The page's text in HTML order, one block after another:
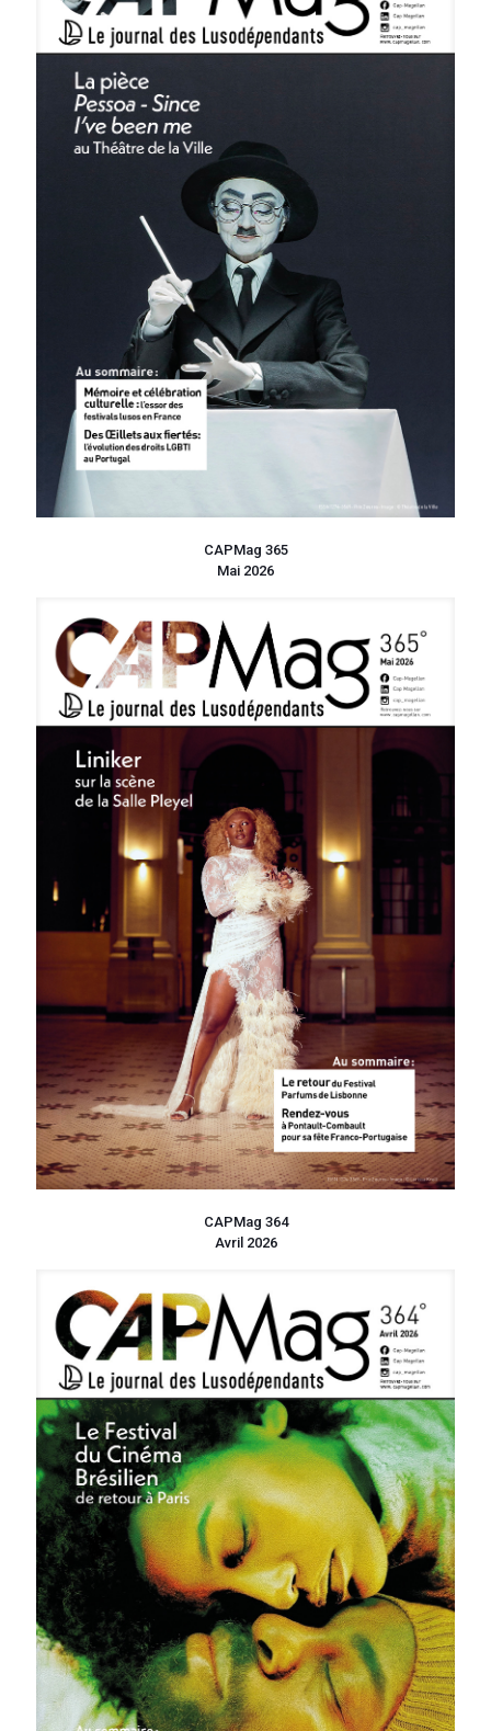
CAPMag 365
Mai 2026
CAPMag 364
Avril 2026